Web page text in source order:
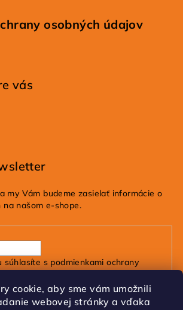
cookie, aby sme vám umožnili
webovej stránky a vďaka
osobných údajov
vás
my Vám budeme zasielať informácie o
na našom e-shope.
súhlasíte s podmienkami ochrany